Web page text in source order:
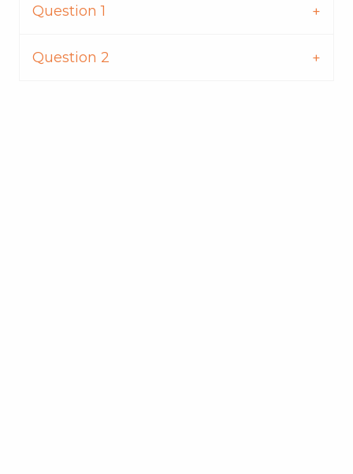
Question 1
Question 2